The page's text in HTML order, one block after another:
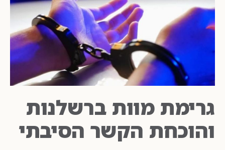
גרימת מוות ברשלנות
והוכחת הקשר הסיבתי